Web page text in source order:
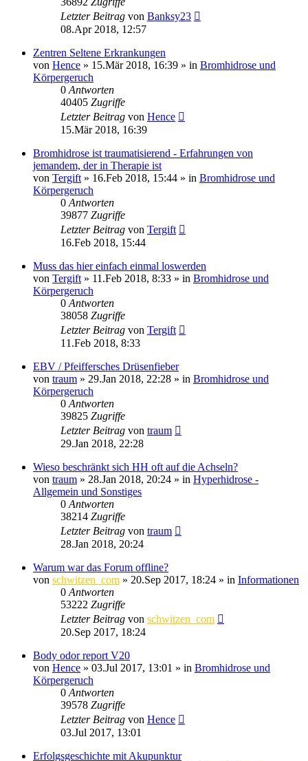
Letzter Beitrag von Banksy23
08.Apr 2018, 12:57
Zentren Seltene Erkrankungen
von Hence » 15.Mär 2018, 16:39 » in Bromhidrose und
Körpergeruch
0 Antworten
40405 Zugriffe
Letzter Beitrag von Hence
15.Mär 2018, 16:39
Bromhidrose ist traumatisierend - Erfahrungen von
jemandem, der in Therapie ist
von Tergift » 16.Feb 2018, 15:44 » in Bromhidrose und
Körpergeruch
0 Antworten
39877 Zugriffe
Letzter Beitrag von Tergift
16.Feb 2018, 15:44
Muss das hier einfach einmal loswerden
von Tergift » 11.Feb 2018, 8:33 » in Bromhidrose und
Körpergeruch
0 Antworten
38058 Zugriffe
Letzter Beitrag von Tergift
11.Feb 2018, 8:33
EBV / Pfeiffersches Drüsenfieber
von traum » 29.Jan 2018, 22:28 » in Bromhidrose und
Körpergeruch
0 Antworten
39825 Zugriffe
Letzter Beitrag von traum
29.Jan 2018, 22:28
Wieso beschränkt sich HH oft auf die Achseln?
von traum » 28.Jan 2018, 20:24 » in Hyperhidrose -
Allgemein und Sonstiges
0 Antworten
38214 Zugriffe
Letzter Beitrag von traum
28.Jan 2018, 20:24
Warum war das Forum offline?
von schwitzen_com » 20.Sep 2017, 18:24 » in Informationen
0 Antworten
53222 Zugriffe
Letzter Beitrag von schwitzen_com
20.Sep 2017, 18:24
Body odor report V20
von Hence » 03.Jul 2017, 13:01 » in Bromhidrose und
Körpergeruch
0 Antworten
39578 Zugriffe
Letzter Beitrag von Hence
03.Jul 2017, 13:01
Erfolgsgeschichte mit Akupunktur